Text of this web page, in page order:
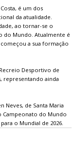
é um dos
da atualidade.
ao tornar-se o
do Mundo. Atualmente é
a sua formação
Desportivo de
representando ainda
Neves, de Santa Maria
Campeonato do Mundo
o Mundial de 2026.